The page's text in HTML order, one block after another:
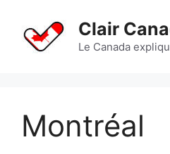
contenu
Clair
Le Canada
Montréal